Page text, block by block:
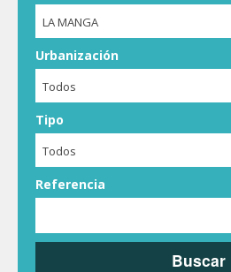
LA MANGA
Urbanización
Todos
Tipo
Todos
Referencia
Buscar